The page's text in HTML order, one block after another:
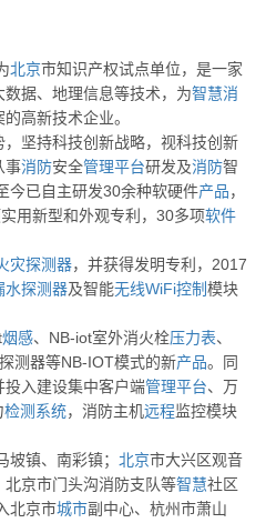
北京市知识产权试点单位，是一家
数据、地理信息等技术，为智慧消
高新技术企业。
坚持科技创新战略，视科技创新
事消防安全管理平台研发及消防智
今已自主研发30余种软硬件产品，
用新型和外观专利，30多项软件
灾探测器，并获得发明专利，2017
水探测器及智能无线WiFi控制模块
烟感、NB-iot室外消火栓压力表、
测器等NB-IOT模式的新产品。同
投入建设集中客户端管理平台、万
检测 系统，消防主机远程监控模块
坡镇、南彩镇； 北京市大兴区观音
京市门头沟消防支队等智慧社区
北京市城市副中心、杭州市萧山